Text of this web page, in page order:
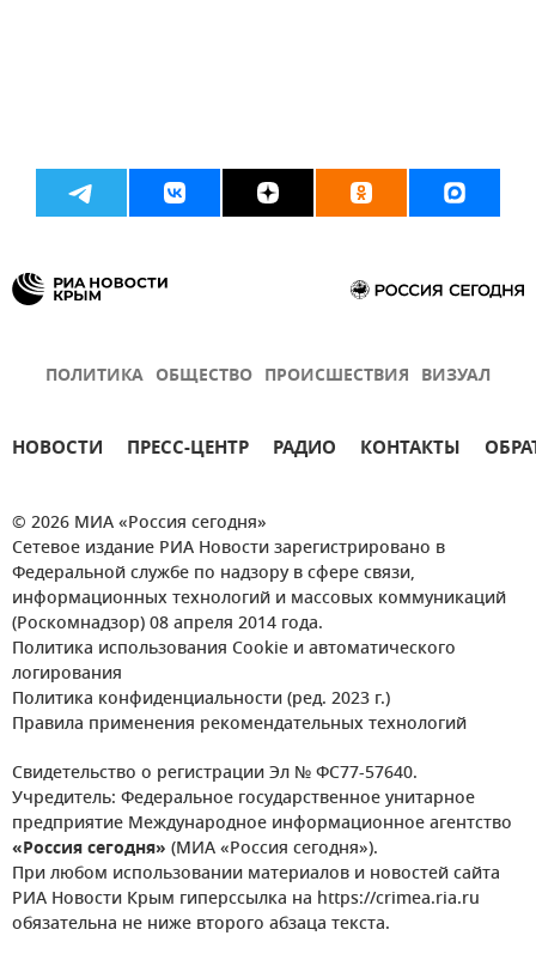
ПОЛИТИКА ОБЩЕСТВО ПРОИСШЕСТВИЯ ВИЗУАЛ
НОВОСТИ ПРЕСС-ЦЕНТР РАДИО КОНТАКТЫ
© 2026 МИА «Россия сегодня»
Сетевое издание РИА Новости зарегистрировано в
Федеральной службе по надзору в сфере связи,
информационных технологий и массовых коммуникаций
(Роскомнадзор) 08 апреля 2014 года.
Политика использования Cookie и автоматического
логирования
Политика конфиденциальности (ред. 2023 г.)
Правила применения рекомендательных технологий
Свидетельство о регистрации Эл № ФС77-57640.
Учредитель: Федеральное государственное унитарное
предприятие Международное информационное агентство
«Россия сегодня» (МИА «Россия сегодня»).
При любом использовании материалов и новостей сайта
РИА Новости Крым гиперссылка на https://crimea.ria.ru
обязательна не ниже второго абзаца текста.